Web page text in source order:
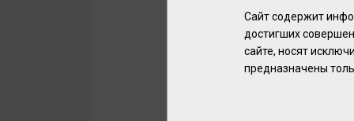
твёрдых сортов.
Но настоящей жемчужиной
Hieronimus 2011года. Его
который был мэром
центром немецкой культуры
лучшие качества яркого
что даёт длительное богатое
Сайт содержит
достигших
сайте, носят
предназначены